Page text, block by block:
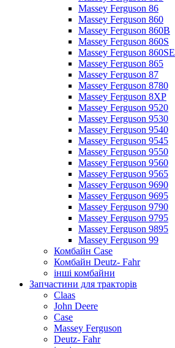
Massey Ferguson 86
Massey Ferguson 860
Massey Ferguson 860B
Massey Ferguson 860S
Massey Ferguson 860SE
Massey Ferguson 865
Massey Ferguson 87
Massey Ferguson 8780
Massey Ferguson 8XP
Massey Ferguson 9520
Massey Ferguson 9530
Massey Ferguson 9540
Massey Ferguson 9545
Massey Ferguson 9550
Massey Ferguson 9560
Massey Ferguson 9565
Massey Ferguson 9690
Massey Ferguson 9695
Massey Ferguson 9790
Massey Ferguson 9795
Massey Ferguson 9895
Massey Ferguson 99
Комбайн Case
Комбайн Deutz- Fahr
інші комбайни
Запчастини для тракторів
Claas
John Deere
Case
Massey Ferguson
Deutz- Fahr